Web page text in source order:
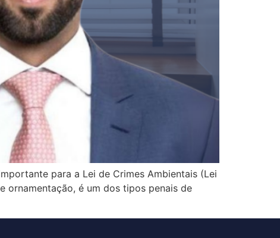
para a Lei de Crimes Ambientais (Lei
ornamentação, é um dos tipos penais de